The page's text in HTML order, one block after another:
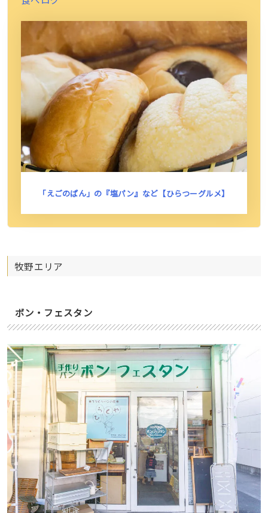
「えごのぱん」の『塩パン』など【ひらつーグルメ】
牧野エリア
ボン・フェスタン